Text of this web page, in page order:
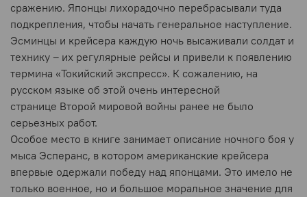
сражению. Японцы лихорадочно перебрасывали туда
подкрепления, чтобы начать генеральное наступление.
Эсминцы и крейсера каждую ночь высаживали солдат и
технику – их регулярные рейсы и привели к появлению
термина «Токийский экспресс». К сожалению, на
русском языке об этой очень интересной
странице Второй мировой войны ранее не было
серьезных работ.
Особое место в книге занимает описание ночного боя у
мыса Эсперанс, в котором американские крейсера
впервые одержали победу над японцами. Это имело не
только военное, но и большое моральное значение для